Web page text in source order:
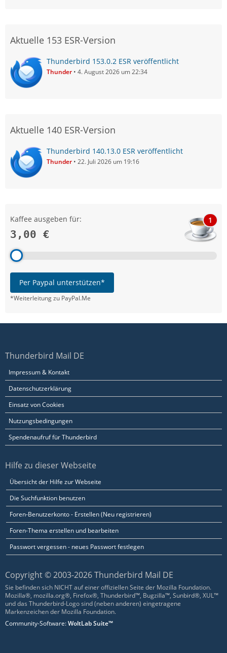
Aktuelle 153 ESR-Version
Thunderbird 153.0.2 ESR veröffentlicht
Thunder 4. August 2026 um 22:34
Aktuelle 140 ESR-Version
Thunderbird 140.13.0 ESR veröffentlicht
Thunder 22. Juli 2026 um 19:16
Kaffee ausgeben für:
3,00 €
1
Per Paypal unterstützen*
*Weiterleitung zu PayPal.Me
Thunderbird Mail DE
Impressum & Kontakt
Datenschutzerklärung
Einsatz von Cookies
Nutzungsbedingungen
Spendenaufruf für Thunderbird
Hilfe zu dieser Webseite
Übersicht der Hilfe zur Webseite
Die Suchfunktion benutzen
Foren-Benutzerkonto - Erstellen (Neu registrieren)
Foren-Thema erstellen und bearbeiten
Passwort vergessen - neues Passwort festlegen
Copyright © 2003-2026 Thunderbird Mail DE
Sie befinden sich NICHT auf einer offiziellen Seite der Mozilla Foundation.
Mozilla®, mozilla.org®, Firefox®, Thunderbird™, Bugzilla™, Sunbird®, XUL™
und das Thunderbird-Logo sind (neben anderen) eingetragene
Markenzeichen der Mozilla Foundation.
Community-Software:WoltLab Suite™